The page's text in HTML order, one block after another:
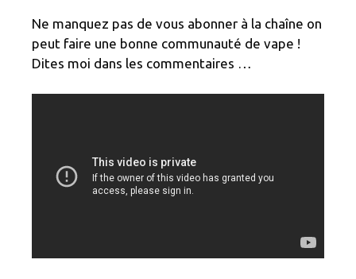
Ne manquez pas de vous abonner à la chaîne on
peut faire une bonne communauté de vape !
Dites moi dans les commentaires …